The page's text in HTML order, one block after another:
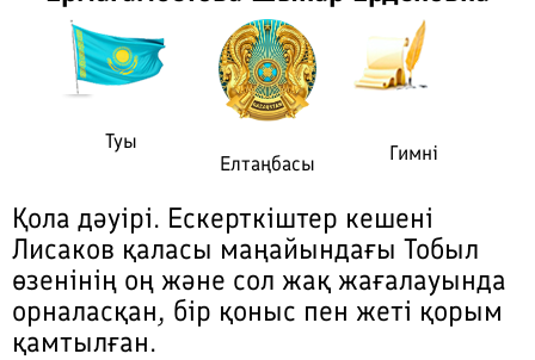
Туы
Елтаңбасы
Гимні
Қола дәуірі. Ескерткіштер кешені
Лисаков қаласы маңайындағы Тобыл
өзенінің оң және сол жақ жағалауында
орналасқан, бір қоныс пен жеті қорым
қамтылған.